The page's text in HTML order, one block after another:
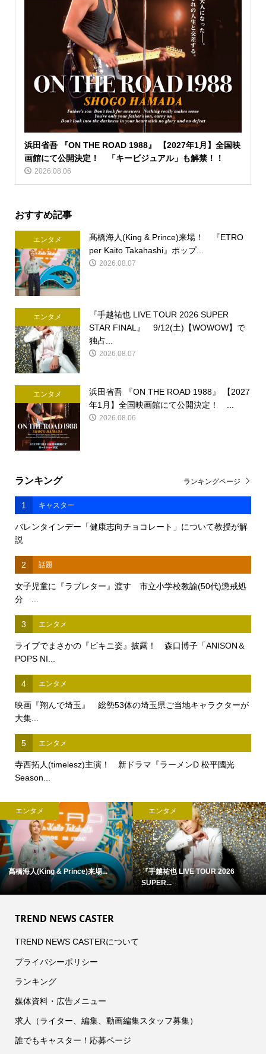
浜田省吾 『ON THE ROAD 1988』 【2027年1月】全国映
画館にて公開決定！ 「キービジュアル」も解禁！！
2026.08.06
おすすめ記事
エンタメ
髙橋海人(King & Prince)来場！ 『ETRO
per Kaito Takahashi』ポップ...
2026.08.07
エンタメ
『手越祐也 LIVE TOUR 2026 SUPER
STAR FINAL』 9/12(土)【WOWOW】で
独占...
2026.08.07
エンタメ
浜田省吾 『ON THE ROAD 1988』 【2027
年1月】全国映画館にて公開決定！ ...
2026.08.06
ランキング
1 キャスター
バレンタインデー「健康志向チョコレート」について教授が解
説
2 話題
女子児童に『ラブレター』渡す 市立小学校教諭(50代)懲戒処
分 ...
3 エンタメ
ライブでまさかの『ビキニ姿』披露！ 森口博子「ANISON＆
POPS NI...
4 エンタメ
映画『翔んで埼玉』 総勢53体の埼玉県ご当地キャラクターが
大集...
5 エンタメ
寺西拓人(timelesz)主演！ 新ドラマ『ラーメンD 松平國光
Season...
ランキングページ
エンタメ
髙橋海人(King & Prince)来場...
エンタメ
『手越祐也 LIVE TOUR 2026
SUPER...
TREND NEWS CASTER
TREND NEWS CASTERについて
プライバシーポリシー
ランキング
媒体資料・広告メニュー
求人（ライター、編集、動画編集スタッフ募集）
誰でもキャスター！応募ページ